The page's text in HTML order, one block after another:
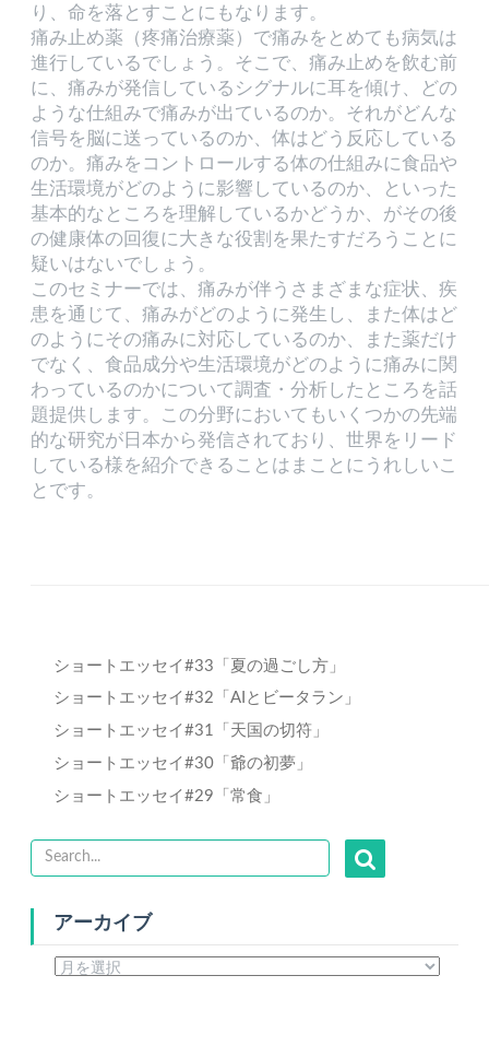
り、命を落とすことにもなります。
痛み止め薬（疼痛治療薬）で痛みをとめても病気は
進行しているでしょう。そこで、痛み止めを飲む前
に、痛みが発信しているシグナルに耳を傾け、どの
ような仕組みで痛みが出ているのか。それがどんな
信号を脳に送っているのか、体はどう反応している
のか。痛みをコントロールする体の仕組みに食品や
生活環境がどのように影響しているのか、といった
基本的なところを理解しているかどうか、がその後
の健康体の回復に大きな役割を果たすだろうことに
疑いはないでしょう。
このセミナーでは、痛みが伴うさまざまな症状、疾
患を通じて、痛みがどのように発生し、また体はど
のようにその痛みに対応しているのか、また薬だけ
でなく、食品成分や生活環境がどのように痛みに関
わっているのかについて調査・分析したところを話
題提供します。この分野においてもいくつかの先端
的な研究が日本から発信されており、世界をリード
している様を紹介できることはまことにうれしいこ
とです。
ショートエッセイ#33「夏の過ごし方」
ショートエッセイ#32「AIとビータラン」
ショートエッセイ#31「天国の切符」
ショートエッセイ#30「爺の初夢」
ショートエッセイ#29「常食」
アーカイブ